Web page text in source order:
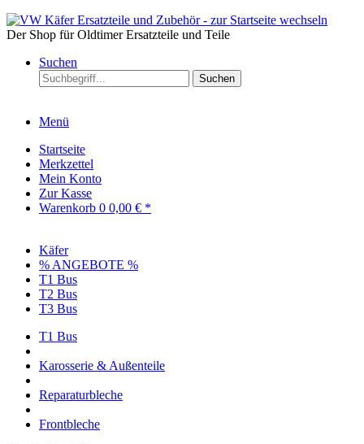
Der Shop für Oldtimer Ersatzteile und Teile
Suchen
Suchen
Menü
Startseite
Merkzettel
Mein Konto
Zur Kasse
Warenkorb 0 0,00 € *
Käfer
% ANGEBOTE %
T1 Bus
T2 Bus
T3 Bus
T1 Bus
Karosserie & Außenteile
Reparaturbleche
Frontbleche